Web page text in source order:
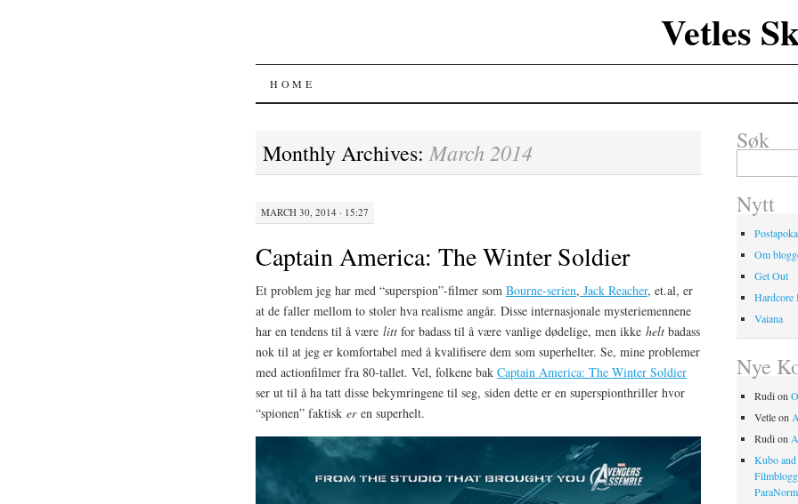
Vetles
SKIP
CONTENT
HOME
Monthly Archives: March 2014
MARCH 30, 2014 · 15:27
Captain America: The Winter Soldier
Et problem jeg har med “superspion”-filmer som Bourne-serien, Jack Reacher, et.al, er
at de faller mellom to stoler hva realisme angår. Disse internasjonale mysteriemennene
har en tendens til å være littfor badass til å være vanlige dødelige, men ikke heltbadass
nok til at jeg er komfortabel med å kvalifisere dem som superhelter. Se, mine problemer
med actionfilmer fra 80-tallet. Vel, folkene bak Captain America: The Winter Soldier
ser ut til å ha tatt disse bekymringene til seg, siden dette er en superspionthriller hvor
“spionen” faktisk er en superhelt.
Søk
Nytt
Om
Get Out
Hardcore
Vaiana
Nye
Rudion
Vetleon
Rudion
Kubo
Filmblogg